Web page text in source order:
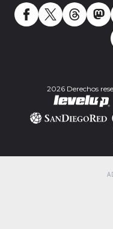
2026 Derechos